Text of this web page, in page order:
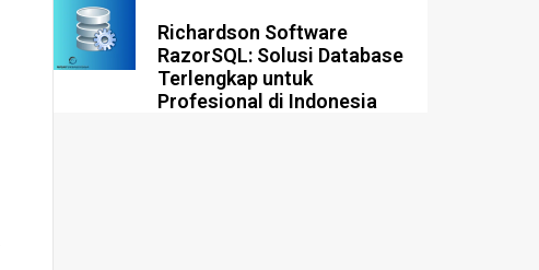
Richardson Software
RazorSQL: Solusi Database
Terlengkap untuk
Profesional di Indonesia